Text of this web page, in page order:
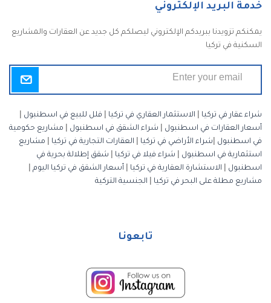
خدمة البريد الإلكتروني
يمكنكم تزويدنا ببريدكم الإلكتروني ليصلكم كل جديد عن العقارات والمشاريع
السكنية في تركيا
شراء عقار في تركيا الاستثمار العقاري في تركيا فلل للبيع في اسطنبول
أسعار العقارات في اسطنبول
شراء الشقق في اسطنبول
مشاريع حكومية
في اسطنبول
شراء الأراضي في تركيا العقارات التجارية في تركيا
مشاريع
استثمارية في اسطنبول
شراء فيلا في تركيا
شقق إطلالة بحرية في
اسطنبول
الاستشارة العقارية في تركيا أسعار الشقق في تركيا اليوم
مشاريع مطلة على البحر في تركيا
الجنسية التركية
تابعونا